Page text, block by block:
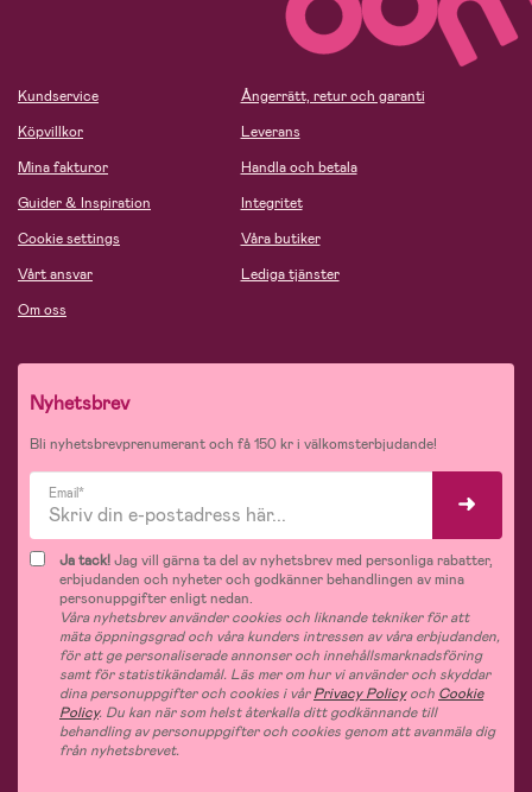
Kundservice
Köpvillkor
Mina fakturor
Guider & Inspiration
Cookie settings
Vårt ansvar
Om oss
Ångerrätt, retur och garanti
Leverans
Handla och betala
Integritet
Våra butiker
Lediga tjänster
Nyhetsbrev
Bli nyhetsbrevprenumerant och få 150 kr i välkomsterbjudande!
Email*
Ja tack!Jag vill gärna ta del av nyhetsbrev med personliga rabatter,
erbjudanden och nyheter och godkänner behandlingen av mina
personuppgifter enligt nedan.
Våra nyhetsbrev använder cookies och liknande tekniker för att
mäta öppningsgrad och våra kunders intressen av våra erbjudanden,
för att ge personaliserade annonser och innehållsmarknadsföring
samt för statistikändamål. Läs mer om hur vi använder och skyddar
dina personuppgifter och cookies i vårPrivacy Policyoch Cookie
Policy. Du kan när som helst återkalla ditt godkännande till
behandling av personuppgifter och cookies genom att avanmäla dig
från nyhetsbrevet.